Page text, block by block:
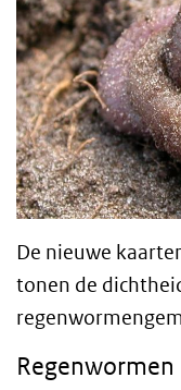
De nieuwe
tonen de
Regenwormen